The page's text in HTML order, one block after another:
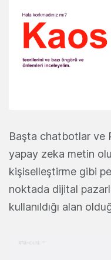
Başta chatbotlar ve
yapay zeka metin
kişiselleştirme gibi
noktada dijital
kullanıldığı alan